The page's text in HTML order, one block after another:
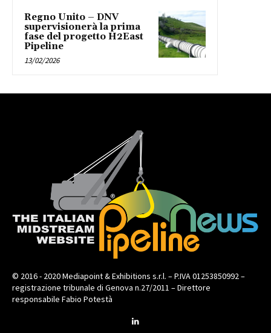
Regno Unito – DNV
supervisionerà la prima
fase del progetto H2East
Pipeline
13/02/2026
© 2016 - 2020 Mediapoint & Exhibitions s.r.l. – P.IVA 01253850992 –
registrazione tribunale di Genova n.27/2011 – Direttore
responsabile Fabio Potestà